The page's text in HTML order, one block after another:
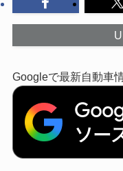
Googleで最新自動車